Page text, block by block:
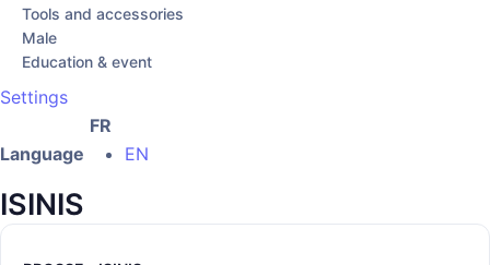
Tools and accessories
Male
Education & event
Settings
Language
FR
EN
ISINIS